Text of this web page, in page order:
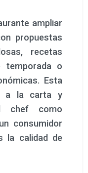
ampliar
propuestas
recetas
temporada o
Esta
a la carta y
chef como
consumidor
la calidad de